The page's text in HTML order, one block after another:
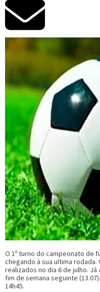
O 1º turno do campeonato de
chegando à sua ultima
realizados no dia 6 de julho.
fim de semana seguinte
14h45.